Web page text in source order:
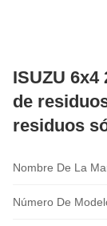
ISUZU
de
residuos
Nombre De La
Número De